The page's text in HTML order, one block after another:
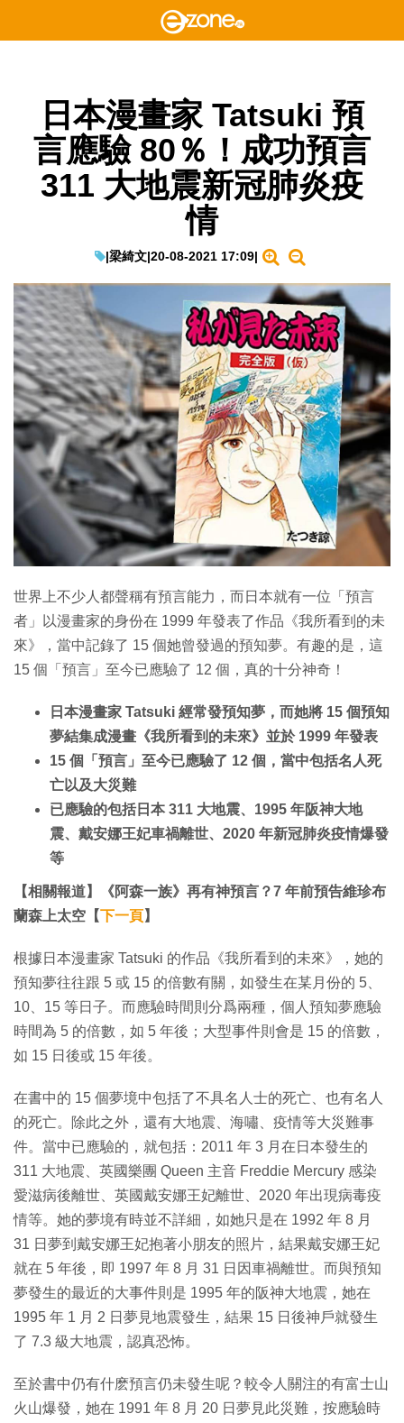
日本漫畫家 Tatsuki 預
言應驗 80％！成功預言
311 大地震新冠肺炎疫
情
|梁綺文|20-08-2021 17:09|
世界上不少人都聲稱有預言能力，而日本就有一位「預言
者」以漫畫家的身份在 1999 年發表了作品《我所看到的未
來》，當中記錄了 15 個她曾發過的預知夢。有趣的是，這
15 個「預言」至今已應驗了 12 個，真的十分神奇！
日本漫畫家 Tatsuki 經常發預知夢，而她將 15 個預知
夢結集成漫畫《我所看到的未來》並於 1999 年發表
15 個「預言」至今已應驗了 12 個，當中包括名人死
亡以及大災難
已應驗的包括日本 311 大地震、1995 年阪神大地
震、戴安娜王妃車禍離世、2020 年新冠肺炎疫情爆發
等
【相關報道】《阿森一族》再有神預言？7 年前預告維珍布
蘭森上太空【下一頁】
根據日本漫畫家 Tatsuki 的作品《我所看到的未來》，她的
預知夢往往跟 5 或 15 的倍數有關，如發生在某月份的 5、
10、15 等日子。而應驗時間則分爲兩種，個人預知夢應驗
時間為 5 的倍數，如 5 年後；大型事件則會是 15 的倍數，
如 15 日後或 15 年後。
在書中的 15 個夢境中包括了不具名人士的死亡、也有名人
的死亡。除此之外，還有大地震、海嘯、疫情等大災難事
件。當中已應驗的，就包括：2011 年 3 月在日本發生的
311 大地震、英國樂團 Queen 主音 Freddie Mercury 感染
愛滋病後離世、英國戴安娜王妃離世、2020 年出現病毒疫
情等。她的夢境有時並不詳細，如她只是在 1992 年 8 月
31 日夢到戴安娜王妃抱著小朋友的照片，結果戴安娜王妃
就在 5 年後，即 1997 年 8 月 31 日因車禍離世。而與預知
夢發生的最近的大事件則是 1995 年的阪神大地震，她在
1995 年 1 月 2 日夢見地震發生，結果 15 日後神戶就發生
了 7.3 級大地震，認真恐怖。
至於書中仍有什麽預言仍未發生呢？較令人關注的有富士山
火山爆發，她在 1991 年 8 月 20 日夢見此災難，按應驗時